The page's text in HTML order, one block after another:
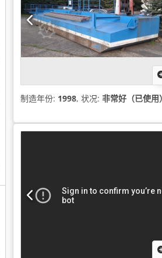
制造年份: 1998, 状况: 非常好（已使用）